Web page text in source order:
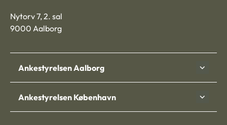
Nytorv 7, 2. sal
9000 Aalborg
Ankestyrelsen Aalborg
Ankestyrelsen København